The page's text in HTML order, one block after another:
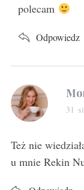
polecam
Odpowiedz
s
a
s
:
31
Też nie
u mnie Rekin